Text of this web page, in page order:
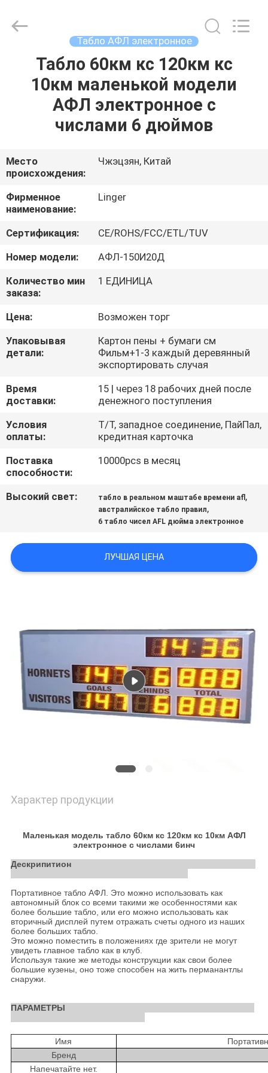
ДОМ
ПРОДУКТЫ
НАС
ПУТЕШЕСТВИЕ
ФАБРИКИ
ПРОВЕРКА
КАЧЕСТВА
СВЯЖИТЕСЬ
МЫ
СПРОСИТЕ
ЦИТАТУ
КАРТА
САЙТА
POLICY
Technology
Табло АФЛ электронное
Табло 60км кс 120км кс
10км маленькой модели
АФЛ электронное с
числами 6 дюймов
Место
происхождения:
Чжэцзян, Китай
Фирменное
наименование:
Linger
Сертификация:
CE/ROHS/FCC/ETL/TUV
Номер модели:
АФЛ-150И20Д
Количество мин
заказа:
1 ЕДИНИЦА
Цена:
Возможен торг
Упаковывая
детали:
Картон пены + бумаги см
Фильм+1-3 каждый деревянный
экспортировать случая
Время
доставки:
15 | через 18 рабочих дней после
денежного поступления
Условия
оплаты:
Т/Т, западное соединение, ПайПал,
кредитная карточка
Поставка
способности:
10000pcs в месяц
Высокий свет: табло в реальном маштабе времени afl ,
австралийское табло правил,
6 табло чисел AFL дюйма электронное
ЛУЧШАЯ ЦЕНА
Характер продукции
Маленькая модель табло 60км кс 120км кс 10км АФЛ
электронное с числами 6инч
Дескрипитион
Портативное табло АФЛ. Это можно использовать как
автономный блок со всеми такими же особенностями как
более большие табло, или его можно использовать как
вторичный дисплей путем отражать счеты одного из наших
более больших табло.
Это можно поместить в положениях где зрители не могут
увидеть главное табло как в клуб.
Используя такие же методы конструкции как свои более
большие кузены, оно тоже способен на жить перманантлы
снаружи.
ПАРАМЕТРЫ
Имя
Бренд
Напечатайте нет.